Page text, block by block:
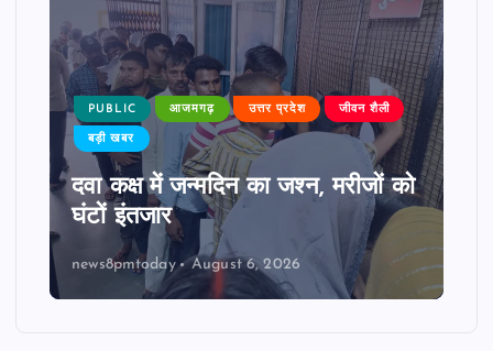
PUBLIC आजमगढ़ उत्तर प्रदेश जीवन शैली
बड़ी खबर
दवा कक्ष में जन्मदिन का जश्न, मरीजों को
घंटों इंतजार
news8pmtoday August 6, 2026